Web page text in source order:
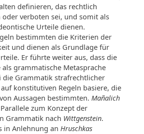
definieren, das rechtlich
verboten sei, und somit als
Urteile dienen.
bestimmten die Kriterien der
und dienen als Grundlage für
Er führte weiter aus, dass die
grammatische Metasprache
die Grammatik strafrechtlicher
konstitutiven Regeln basiere, die
Aussagen bestimmten. Mañalich
zum Konzept der
Grammatik nach Wittgenstein.
in Anlehnung an Hruschkas